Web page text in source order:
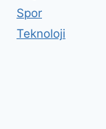
Spor
Teknoloji